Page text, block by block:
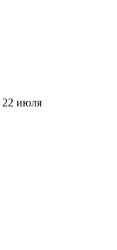
22 июля